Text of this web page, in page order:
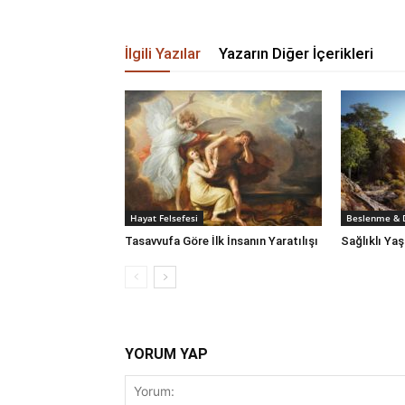
İlgili Yazılar Yazarın Diğer İçerikleri
Hayat Felsefesi
Tasavvufa Göre İlk İnsanın Yaratılışı
Beslenme &
Sağlıklı
YORUM YAP